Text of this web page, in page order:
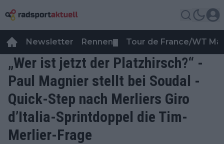
Newsletter Rennen Tour de France/WT
„Wer ist jetzt der Platzhirsch?“ -
Paul Magnier stellt bei Soudal -
Quick-Step nach Merliers Giro
d’Italia-Sprintdoppel die Tim-
Merlier-Frage